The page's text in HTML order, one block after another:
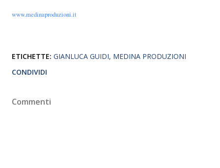
www.medinaproduzioni.it
ETICHETTE: GIANLUCA GUIDI MEDINA PRODUZIONI
CONDIVIDI
Commenti